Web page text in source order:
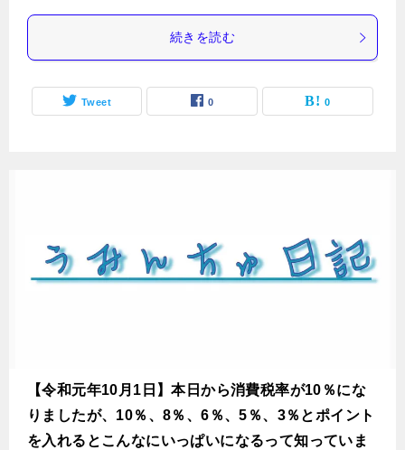
続きを読む
Tweet 0 0
【令和元年10月1日】本日から消費税率が10％にな
りましたが、10％、8％、6％、5％、3％とポイント
を入れるとこんなにいっぱいになるって知っていま